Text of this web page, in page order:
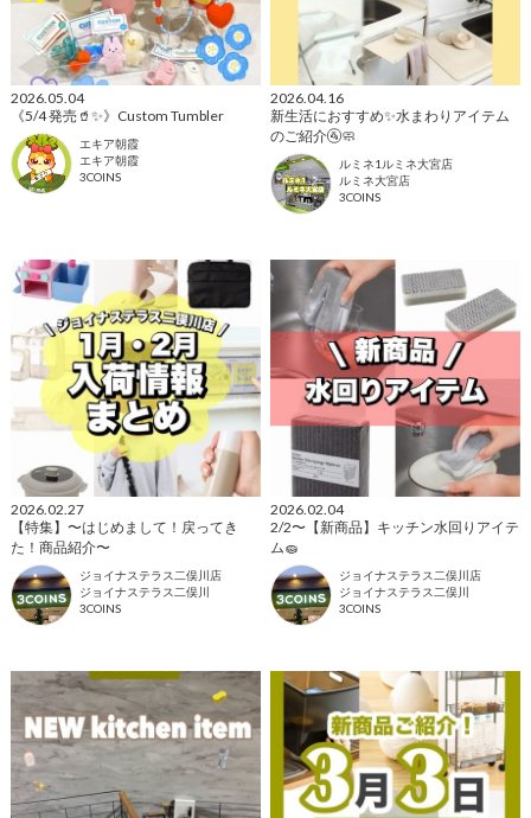
2026.05.04
《5/4 発売🥤✨》Custom Tumbler
エキア朝霞
エキア朝霞
3COINS
2026.04.16
新生活におすすめ✨水まわりアイテム
のご紹介🚰🧼
ルミネ1ルミネ大宮店
ルミネ大宮店
3COINS
2026.02.27
【特集】〜はじめまして！戻ってき
た！商品紹介〜
ジョイナステラス二俣川店
ジョイナステラス二俣川
3COINS
2026.02.04
2/2〜【新商品】キッチン水回りアイテ
ム🧽
ジョイナステラス二俣川店
ジョイナステラス二俣川
3COINS